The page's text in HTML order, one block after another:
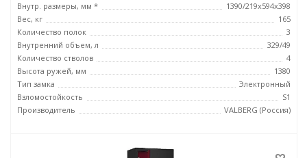
Внутр. размеры, мм *
1390/219х594х398
Вес, кг
165
Количество полок
3
Внутренний объем, л
329/49
Количество стволов
4
Высота ружей, мм
1380
Тип замка
Электронный
Взломостойкость
S1
Производитель
VALBERG (Россия)